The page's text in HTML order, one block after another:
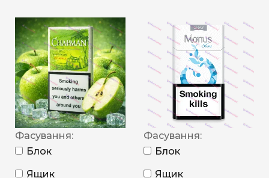
Фасування:
Блок
Ящик
Фасування:
Блок
Ящик